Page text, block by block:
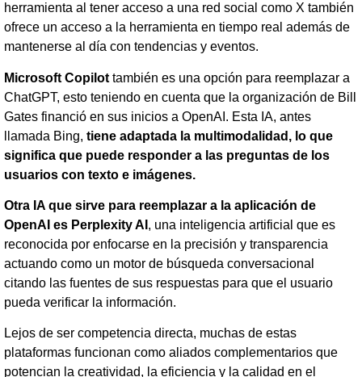
herramienta al tener acceso a una red social como X también
ofrece un acceso a la herramienta en tiempo real además de
mantenerse al día con tendencias y eventos.
Microsoft Copilot también es una opción para reemplazar a
ChatGPT, esto teniendo en cuenta que la organización de Bill
Gates financió en sus inicios a OpenAI. Esta IA, antes
llamada Bing, tiene adaptada la multimodalidad, lo que
significa que puede responder a las preguntas de los
usuarios con texto e imágenes.
Otra IA que sirve para reemplazar a la aplicación de
OpenAI es Perplexity AI , una inteligencia artificial que es
reconocida por enfocarse en la precisión y transparencia
actuando como un motor de búsqueda conversacional
citando las fuentes de sus respuestas para que el usuario
pueda verificar la información.
Lejos de ser competencia directa, muchas de estas
plataformas funcionan como aliados complementarios que
potencian la creatividad, la eficiencia y la calidad en el